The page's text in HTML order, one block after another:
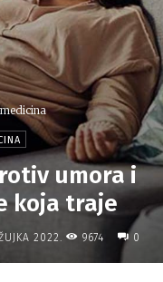
umora i
koja traje
2022. 9674 0